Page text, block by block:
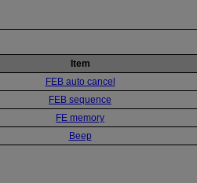
Item
FEB auto cancel
FEB sequence
FE memory
Beep